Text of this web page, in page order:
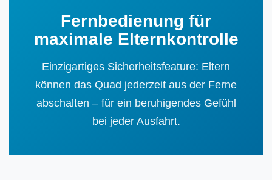
Fernbedienung für
maximale Elternkontrolle
Einzigartiges Sicherheitsfeature: Eltern
können das Quad jederzeit aus der Ferne
abschalten – für ein beruhigendes Gefühl
bei jeder Ausfahrt.